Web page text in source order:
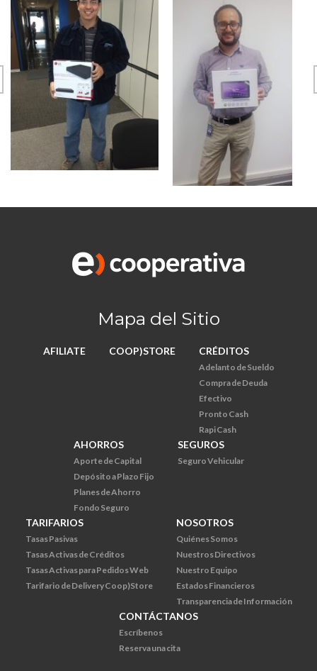
Mapa del Sitio
AFILIATE COOP)STORE CRÉDITOS
Adelanto de Sueldo
Compra de Deuda
Efectivo
Pronto Cash
Rapi Cash
AHORROS
Aporte de Capital
Depósito a Plazo Fijo
Planes de Ahorro
Fondo Seguro
SEGUROS
Seguro Vehicular
TARIFARIOS
Tasas Pasivas
Tasas Activas de Créditos
Tasas Activas para Pedidos Web
Tarifario de Delivery Coop)Store
NOSOTROS
Quiénes Somos
Nuestros Directivos
Nuestro Equipo
Estados Financieros
Transparencia de Información
CONTÁCTANOS
Escríbenos
Reserva una cita